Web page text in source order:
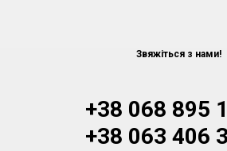
Звяжіться з нами!
+38 068 895
+38 063 406